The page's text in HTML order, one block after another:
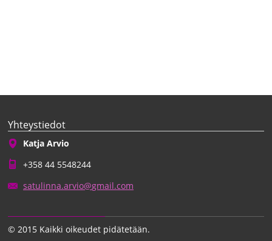
Yhteystiedot
Katja Arvio
+358 44 5548244
satulinna.arvio@gmail.com
© 2015 Kaikki oikeudet pidätetään.